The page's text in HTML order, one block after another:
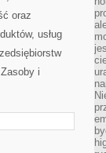
oraz
usług
i